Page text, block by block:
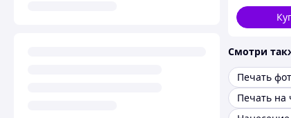
Смотри
Печать
Печать на